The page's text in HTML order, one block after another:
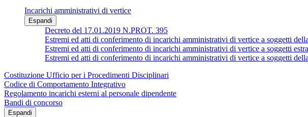
Incarichi amministrativi di vertice
Espandi
Decreto del 17.01.2019 N.PROT. 395
Estremi ed atti di conferimento di incarichi amministrativi di vertice a soggetti
Estremi ed atti di conferimento di incarichi amministrativi di vertice a soggetti
Estremi ed atti di conferimento di incarichi amministrativi di vertice a soggetti
Costituzione Ufficio per i Procedimenti Disciplinari
Codice di Comportamento Integrativo
Regolamento incarichi esterni al personale dipendente
Bandi di concorso
Espandi